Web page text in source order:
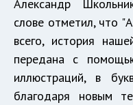
Александр
слове отметил, что
всего, история
передана с
иллюстраций, в
благодаря новым